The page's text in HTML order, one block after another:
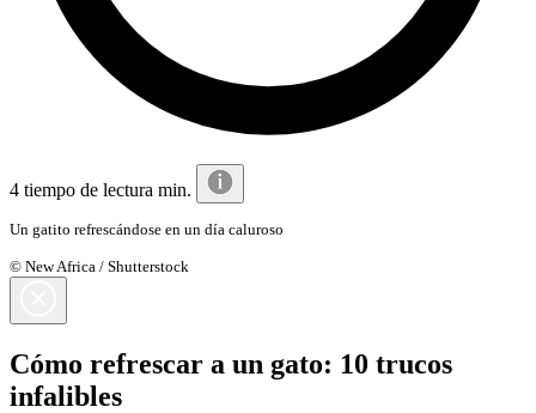
4 tiempo de lectura min.
Un gatito refrescándose en un día caluroso
© New Africa / Shutterstock
Cómo refrescar a un gato: 10 trucos
infalibles